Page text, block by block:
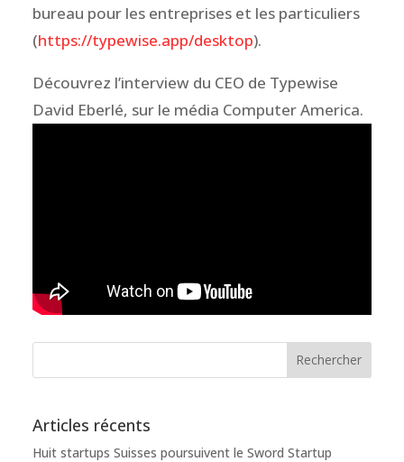
bureau pour les entreprises et les particuliers
(https://typewise.app/desktop).
Découvrez l’interview du CEO de Typewise
David Eberlé, sur le média Computer America.
Articles récents
Huit startups Suisses poursuivent le Sword Startup